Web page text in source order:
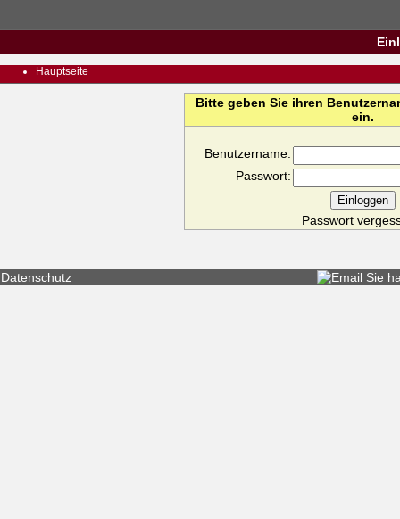
Hauptseite
Bitte geben Sie ihren
ein.
Benutzername:
Passwort:
Passwort
Datenschutz Sie